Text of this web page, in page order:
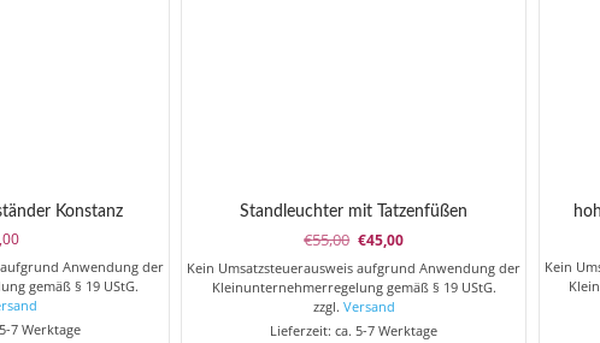
Konstanz
Anwendung der
gemäß § 19 UStG.
7 Werktage
Standleuchter mit Tatzenfüßen
€55,00 Ursprünglicher
Preis
war:
€55,00
€45,00Aktueller
Preis
ist:
Kein Umsatzsteuerausweis aufgrund Anwendung der
Kleinunternehmerregelung gemäß § 19 UStG.
zzgl. Versand
Lieferzeit: ca. 5-7 Werktage
Kein